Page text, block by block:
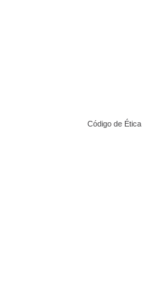
Código de Ética